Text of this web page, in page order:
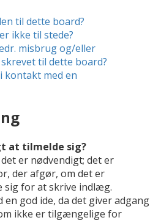
til dette board?
ikke til stede?
misbrug og/eller
til dette board?
kontakt med en
at tilmelde sig?
er nødvendigt; det er
der afgør, om det er
sig for at skrive indlæg.
god ide, da det giver adgang
ikke er tilgængelige for